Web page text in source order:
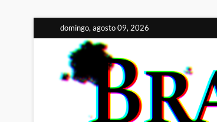
al
contenido
domingo, agosto 09, 2026